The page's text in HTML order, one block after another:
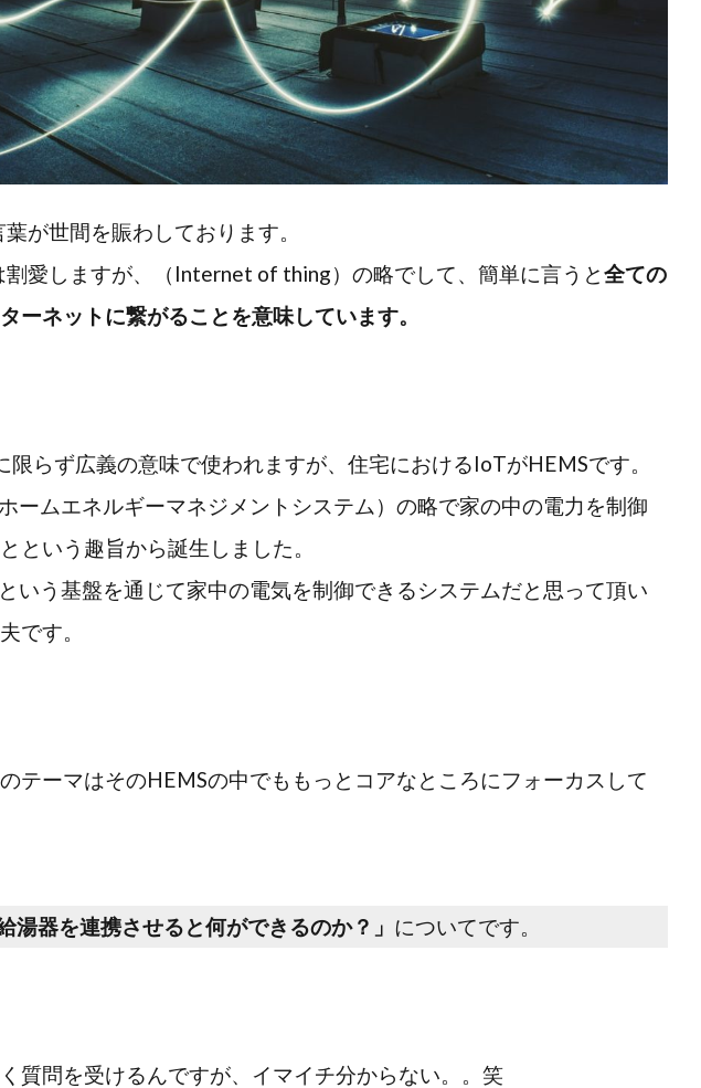
が世間を賑わしております。
愛しますが、（Internet of thing）の略でして、簡単に言うと全ての
ーネットに繋がることを意味しています。
限らず広義の意味で使われますが、住宅におけるIoTがHEMSです。
ームエネルギーマネジメントシステム）の略で家の中の電力を制御
という趣旨から誕生しました。
いう基盤を通じて家中の電気を制御できるシステムだと思って頂い
です。
テーマはそのHEMSの中でももっとコアなところにフォーカスして
湯器を連携させると何ができるのか？」 についてです。
質問を受けるんですが、イマイチ分からない。。笑